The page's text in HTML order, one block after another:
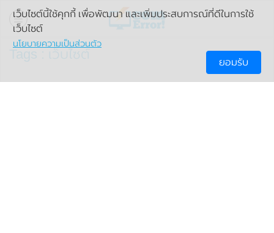
เว็บไซต์นี้ใช้คุกกี้ เพื่อพัฒนา และเพิ่มประสบการณ์ที่ดีในการใช้
เว็บไซต์
นโยบายความเป็นส่วนตัว
ยอมรับ